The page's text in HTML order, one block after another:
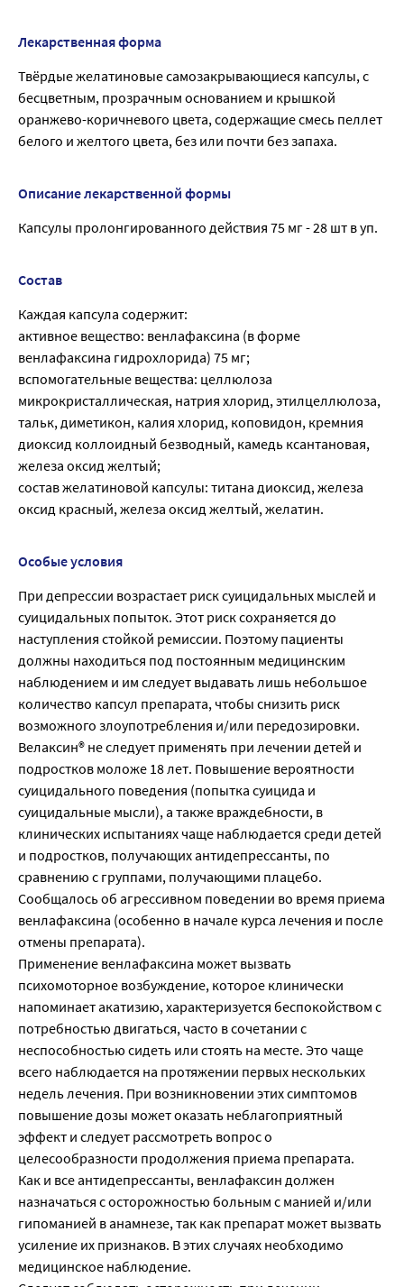
Лекарственная форма
Твёрдые желатиновые самозакрывающиеся капсулы, с
бесцветным, прозрачным основанием и крышкой
оранжево-коричневого цвета, содержащие смесь пеллет
белого и желтого цвета, без или почти без запаха.
Описание лекарственной формы
Капсулы пролонгированного действия 75 мг - 28 шт в уп.
Состав
Каждая капсула содержит:
активное вещество: венлафаксина (в форме
венлафаксина гидрохлорида) 75 мг;
вспомогательные вещества: целлюлоза
микрокристаллическая, натрия хлорид, этилцеллюлоза,
тальк, диметикон, калия хлорид, коповидон, кремния
диоксид коллоидный безводный, камедь ксантановая,
железа оксид желтый;
состав желатиновой капсулы: титана диоксид, железа
оксид красный, железа оксид желтый, желатин.
Особые условия
При депрессии возрастает риск суицидальных мыслей и
суицидальных попыток. Этот риск сохраняется до
наступления стойкой ремиссии. Поэтому пациенты
должны находиться под постоянным медицинским
наблюдением и им следует выдавать лишь небольшое
количество капсул препарата, чтобы снизить риск
возможного злоупотребления и/или передозировки.
Велаксин® не следует применять при лечении детей и
подростков моложе 18 лет. Повышение вероятности
суицидального поведения (попытка суицида и
суицидальные мысли), а также враждебности, в
клинических испытаниях чаще наблюдается среди детей
и подростков, получающих антидепрессанты, по
сравнению с группами, получающими плацебо.
Сообщалось об агрессивном поведении во время приема
венлафаксина (особенно в начале курса лечения и после
отмены препарата).
Применение венлафаксина может вызвать
психомоторное возбуждение, которое клинически
напоминает акатизию, характеризуется беспокойством с
потребностью двигаться, часто в сочетании с
неспособностью сидеть или стоять на месте. Это чаще
всего наблюдается на протяжении первых нескольких
недель лечения. При возникновении этих симптомов
повышение дозы может оказать неблагоприятный
эффект и следует рассмотреть вопрос о
целесообразности продолжения приема препарата.
Как и все антидепрессанты, венлафаксин должен
назначаться с осторожностью больным с манией и/или
гипоманией в анамнезе, так как препарат может вызвать
усиление их признаков. В этих случаях необходимо
медицинское наблюдение.